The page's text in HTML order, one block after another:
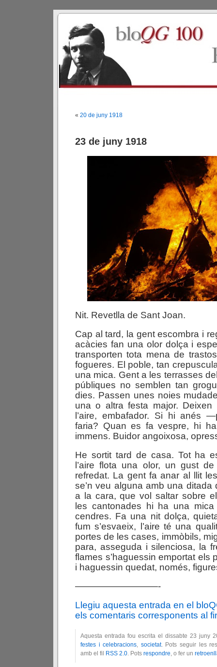
« 20 de juny 1918
23 de juny 1918
Nit. Revetlla de Sant Joan.
Cap al tard, la gent escombra i
acàcies fan una olor dolça i
transporten tota mena de
fogueres. El poble, tan
una mica. Gent a les terrasses
públiques no semblen tan
dies. Passen unes noies
una o altra festa major.
l’aire, embafador. Si hi anés
faria? Quan es fa vespre, hi
immens. Buidor angoixosa,
He sortit tard de casa. Tot ha
l’aire flota una olor, un gust
refredat. La gent fa anar al llit
se’n veu alguna amb una ditada
a la cara, que vol saltar sobre
les cantonades hi ha una
cendres. Fa una nit dolça,
fum s’esvaeix, l’aire té una
portes de les cases, immòbils,
para, asseguda i silenciosa, la
flames s’haguessin emportat els
i haguessin quedat, només,
—————————-
Llegiu aquesta entrada en el
els comentaris corresponents al
Aquesta entrada fou escrita el dissabte 23 juny
festes i celebracions, societat. Pots seguir les
amb el fil
RSS 2.0. Pots respondre, o fer un